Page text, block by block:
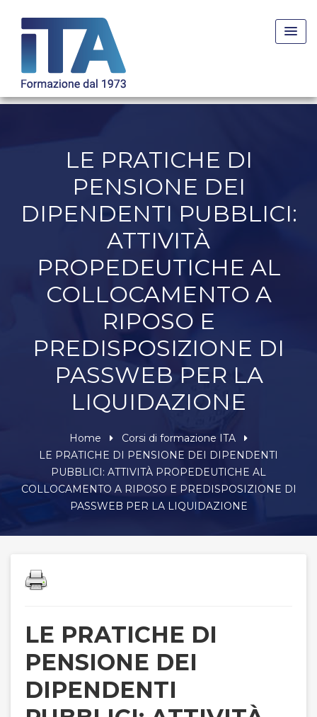
LE PRATICHE DI
PENSIONE DEI
DIPENDENTI PUBBLICI:
ATTIVITÀ
PROPEDEUTICHE AL
COLLOCAMENTO A
RIPOSO E
PREDISPOSIZIONE DI
PASSWEB PER LA
LIQUIDAZIONE
Home
Corsi di formazione ITA
LE PRATICHE DI PENSIONE DEI DIPENDENTI
PUBBLICI: ATTIVITÀ PROPEDEUTICHE AL
COLLOCAMENTO A RIPOSO E PREDISPOSIZIONE DI
PASSWEB PER LA LIQUIDAZIONE
LE PRATICHE DI
PENSIONE DEI
DIPENDENTI